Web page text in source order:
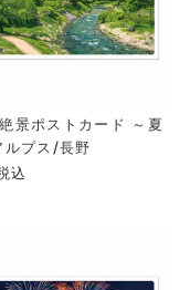
景ポストカード ～夏
ルプス/長野
込